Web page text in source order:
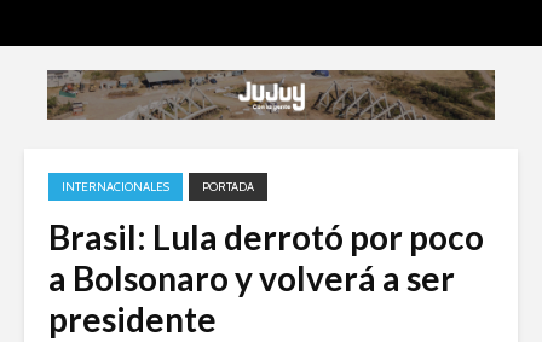
INTERNACIONALES PORTADA
Brasil: Lula derrotó por poco
a Bolsonaro y volverá a ser
presidente